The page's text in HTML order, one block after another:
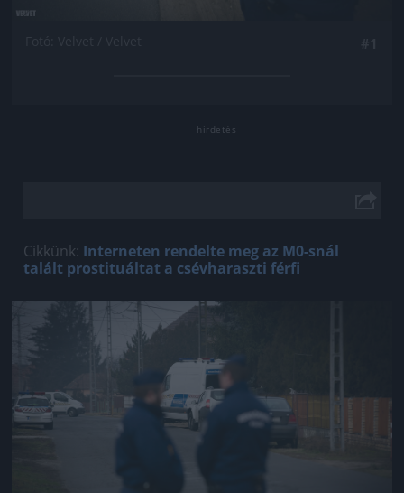
Cikkünk: Interneten rendelte meg az M0-snál
talált prostituáltat a csévharaszti férfi
Jön még kép!